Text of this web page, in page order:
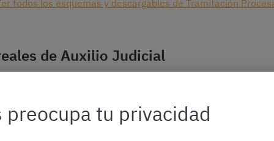
todos los esquemas y descargables de Tramitación
de Auxilio Judicial
Esquemas, resúmenes y más materiales de Auxilio Judicial
preocupa tu privacidad